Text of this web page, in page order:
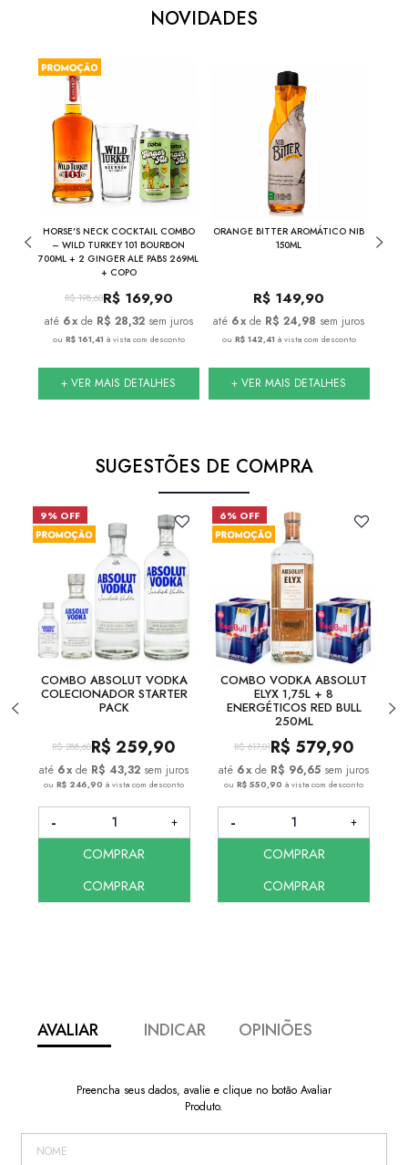
NOVIDADES
HORSE'S NECK COCKTAIL COMBO
– WILD TURKEY 101 BOURBON
700ML + 2 GINGER ALE PABS 269ML
+ COPO
R$ 198,60R$ 169,90
6x de R$ 28,32 sem juros
ou R$ 161,41 à vista com desconto
+ VER MAIS DETALHES
ORANGE BITTER AROMÁTICO NIB
150ML
R$ 149,90
6x de R$ 24,98 sem juros
ou R$ 142,41 à vista com desconto
+ VER MAIS DETALHES
SUGESTÕES DE COMPRA
9% OFF
COMBO ABSOLUT VODKA
COLECIONADOR STARTER
PACK
R$ 288,60R$ 259,90
6x de R$ 43,32 sem juros
ouR$ 246,90à vista com desconto
COMPRAR
COMPRAR
6% OFF
COMBO VODKA ABSOLUT
ELYX 1,75L + 8
ENERGÉTICOS RED BULL
250ML
R$ 617,01R$ 579,90
6x de R$ 96,65 sem juros
ouR$ 550,90à vista com desconto
COMPRAR
COMPRAR
AVALIAR INDICAR OPINIÕES
Preencha seus dados, avalie e clique no botão Avaliar
Produto.